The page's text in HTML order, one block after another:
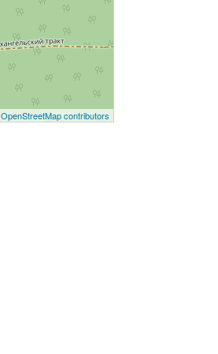
OpenStreetMap contributors